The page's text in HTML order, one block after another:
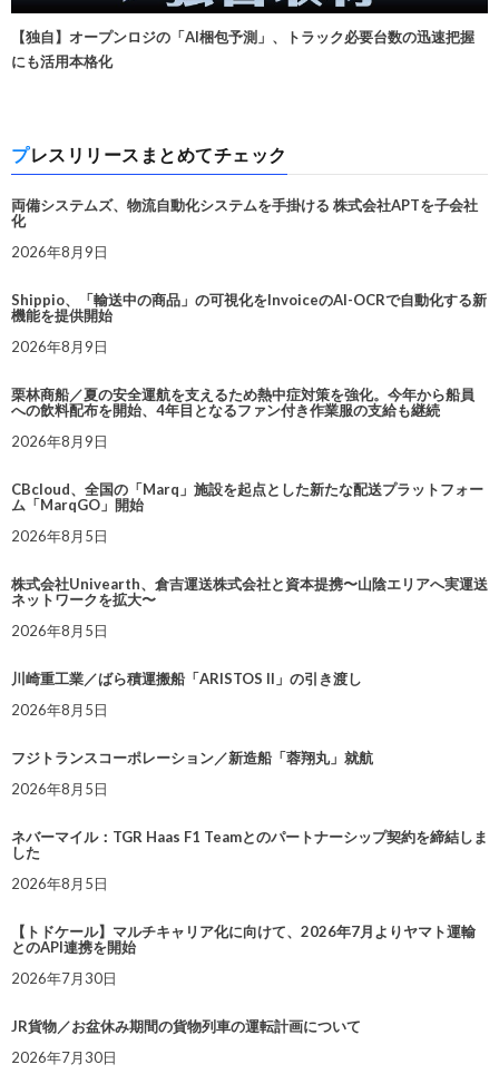
【独自】オープンロジの「AI梱包予測」、トラック必要台数の迅速把握
にも活用本格化
プレスリリースまとめてチェック
両備システムズ、物流自動化システムを手掛ける 株式会社APTを子会社
化
2026年8月9日
Shippio、「輸送中の商品」の可視化をInvoiceのAI-OCRで自動化する新
機能を提供開始
2026年8月9日
栗林商船／夏の安全運航を支えるため熱中症対策を強化。今年から船員
への飲料配布を開始、4年目となるファン付き作業服の支給も継続
2026年8月9日
CBcloud、全国の「Marq」施設を起点とした新たな配送プラットフォー
ム「MarqGO」開始
2026年8月5日
株式会社Univearth、倉吉運送株式会社と資本提携〜山陰エリアへ実運送
ネットワークを拡大〜
2026年8月5日
川崎重工業／ばら積運搬船「ARISTOS II」の引き渡し
2026年8月5日
フジトランスコーポレーション／新造船「蓉翔丸」就航
2026年8月5日
ネバーマイル：TGR Haas F1 Teamとのパートナーシップ契約を締結しま
した
2026年8月5日
【トドケール】マルチキャリア化に向けて、2026年7月よりヤマト運輸
とのAPI連携を開始
2026年7月30日
JR貨物／お盆休み期間の貨物列車の運転計画について
2026年7月30日